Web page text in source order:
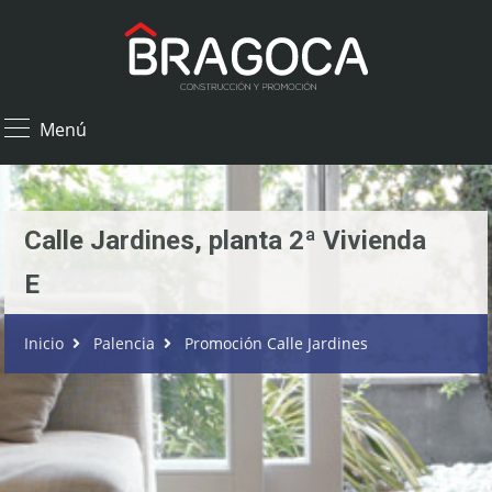
Menú
Calle Jardines, planta 2ª Vivienda
E
Inicio Palencia Promoción Calle Jardines